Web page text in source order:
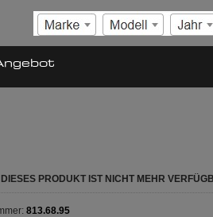
PRODUKT IST NICHT MEHR
813.68.95